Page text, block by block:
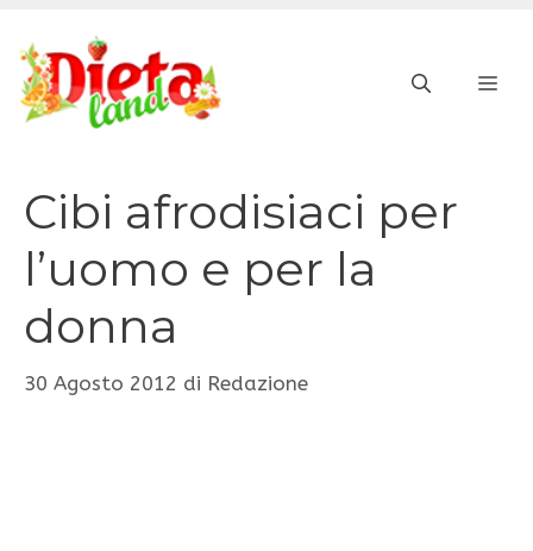
contenuto
Cibi afrodisiaci per
l’uomo e per la
donna
30 Agosto 2012 di Redazione